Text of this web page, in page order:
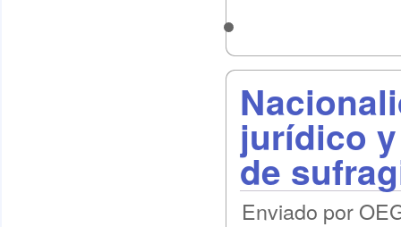
jurídico
de
Enviado por